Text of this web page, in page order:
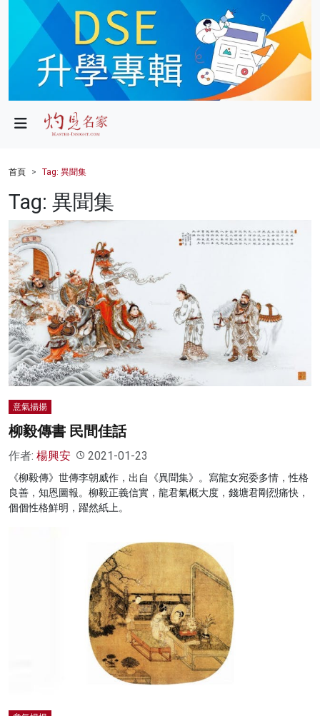
政局
財經
健康
商業
科技
影片
名家榜
灼見活動
關於我們
首頁 Tag: 異聞集
Tag: 異聞集
意氣揚揚
柳毅傳書 民間佳話
作者: 楊興安 2021-01-23
《柳毅傳》世傳李朝威作，出自《異聞集》。寫龍女宛委多情，性格
良善，知恩圖報。柳毅正義信實，龍君氣概大度，錢塘君剛烈痛快，
個個性格鮮明，躍然紙上。